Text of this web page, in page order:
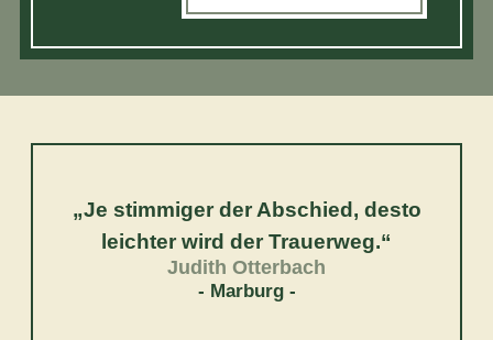
„Je stimmiger der Abschied, desto
leichter wird der Trauerweg.“
Judith Otterbach
- Marburg-